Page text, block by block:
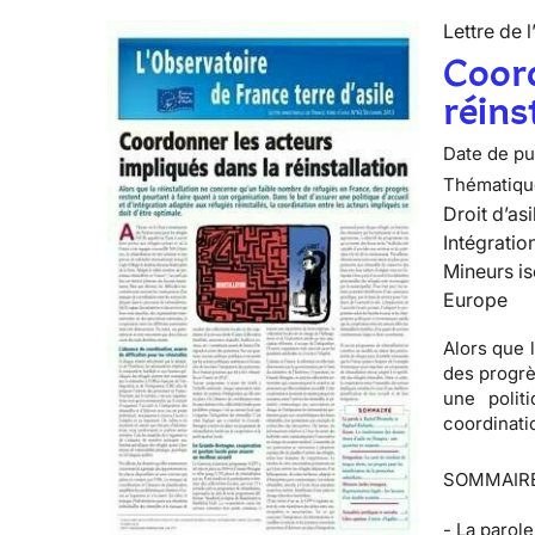
Lettre de
Date de
Droit
Mineurs
Europe
Alors que
des
une
- La